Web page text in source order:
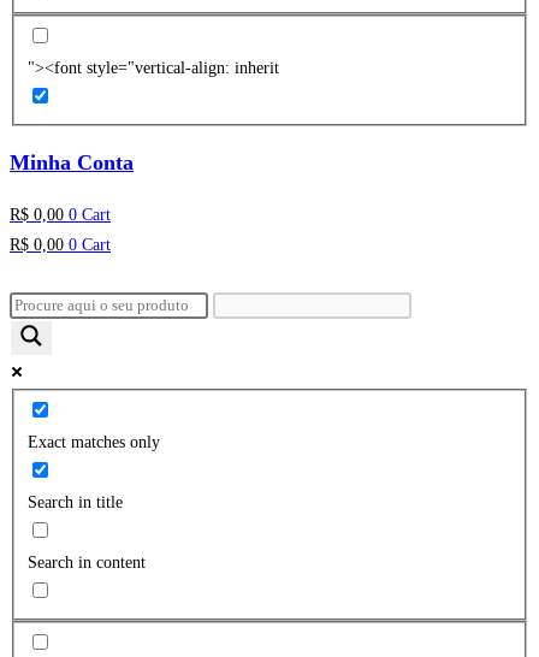
"><font style="vertical-align: inherit
Minha Conta
R$ 0,00 0 Cart
R$ 0,00 0 Cart
Exact matches only
Search in title
Search in content